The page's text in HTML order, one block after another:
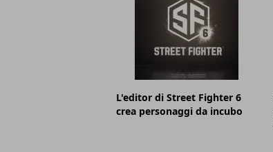
L'editor di Street Fighter 6
crea personaggi da incubo